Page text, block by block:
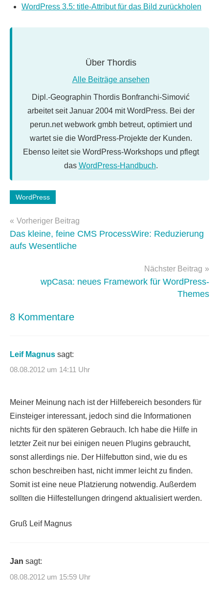
WordPress 3.5: title-Attribut für das Bild zurückholen
Über Thordis
Alle Beiträge ansehen
Dipl.-Geographin Thordis Bonfranchi-Simović
arbeitet seit Januar 2004 mit WordPress. Bei der
perun.net webwork gmbh betreut, optimiert und
wartet sie die WordPress-Projekte der Kunden.
Ebenso leitet sie WordPress-Workshops und pflegt
das WordPress-Handbuch.
Schlagwörter:
3.5
WordPress
Beitragsnavigation
Vorheriger Beitrag
Das kleine, feine CMS ProcessWire: Reduzierung
aufs Wesentliche
Nächster Beitrag
wpCasa: neues Framework für WordPress-
Themes
8 Kommentare
Leif Magnus sagt:
08.08.2012 um 14:11 Uhr
Meiner Meinung nach ist der Hilfebereich besonders für
Einsteiger interessant, jedoch sind die Informationen
nichts für den späteren Gebrauch. Ich habe die Hilfe in
letzter Zeit nur bei einigen neuen Plugins gebraucht,
sonst allerdings nie. Der Hilfebutton sind, wie du es
schon beschreiben hast, nicht immer leicht zu finden.
Somit ist eine neue Platzierung notwendig. Außerdem
sollten die Hilfestellungen dringend aktualisiert werden.
Gruß Leif Magnus
Jan sagt:
08.08.2012 um 15:59 Uhr